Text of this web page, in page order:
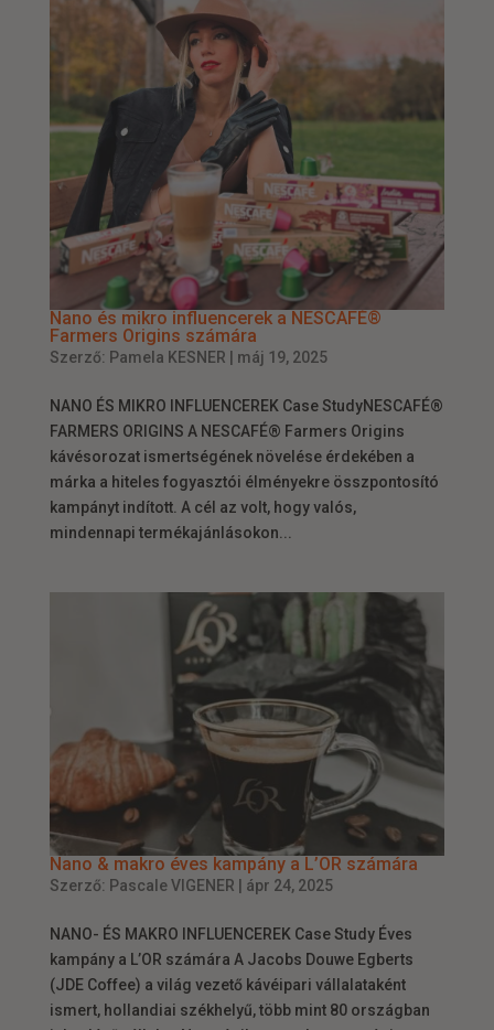
Nano és mikro influencerek a NESCAFÉ®
Farmers Origins számára
Szerző: Pamela KESNER máj 19, 2025
NANO ÉS MIKRO INFLUENCEREK Case StudyNESCAFÉ®
FARMERS ORIGINS A NESCAFÉ® Farmers Origins
kávésorozat ismertségének növelése érdekében a
márka a hiteles fogyasztói élményekre összpontosító
kampányt indított. A cél az volt, hogy valós,
mindennapi termékajánlásokon...
Nano & makro éves kampány a L’OR számára
Szerző: Pascale VIGENER ápr 24, 2025
NANO- ÉS MAKRO INFLUENCEREK Case Study Éves
kampány a L’OR számára A Jacobs Douwe Egberts
(JDE Coffee) a világ vezető kávéipari vállalataként
ismert, hollandiai székhelyű, több mint 80 országban